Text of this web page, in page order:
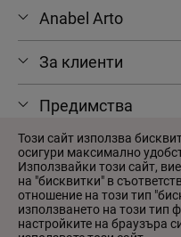
Anabel Arto
За клиенти
Предимства
©
Политика
Този сайт използва
осигури максимално
Използвайки този сайт,
на "бисквитки" в
отношение на този тип
използването на този тип
настройките на браузъра